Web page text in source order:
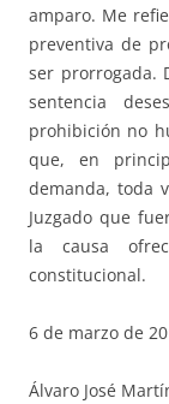
amparo. Me
preventiva de
ser prorrogada.
sentencia
prohibición no
que, en
demanda, toda
Juzgado que
la causa
constitucional.
6 de marzo de
Álvaro José